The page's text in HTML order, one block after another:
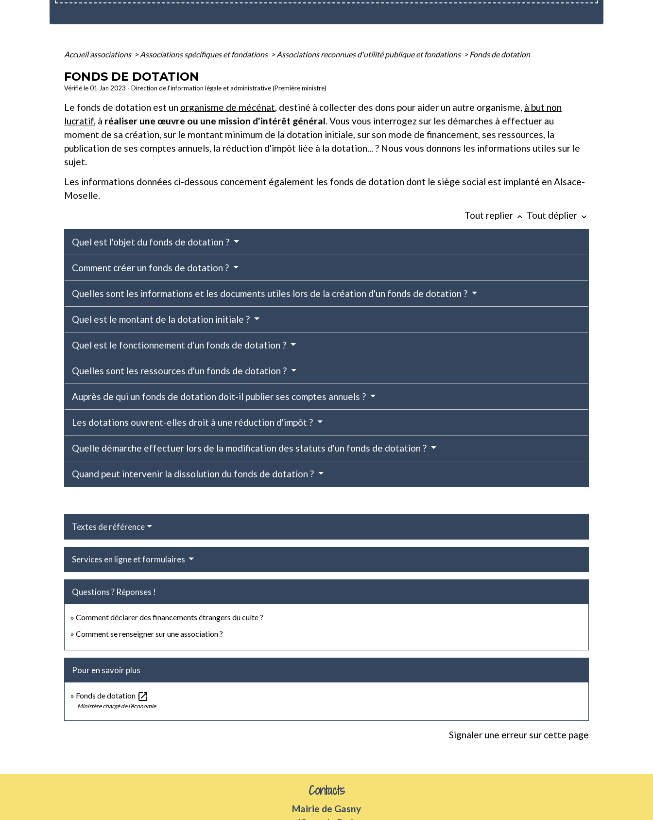
Accueil associations > Associations spécifiques et fondations > Associations reconnues d'utilité publique et fondations > Fonds de dotation
FONDS DE DOTATION
Vérifié le 01 Jan 2023 - Direction de l'information légale et administrative (Première ministre)
Le fonds de dotation est un organisme de mécénat , destiné à collecter des dons pour aider un autre organisme, à but non
lucratif , à réaliser une œuvre ou une mission d'intérêt général . Vous vous interrogez sur les démarches à effectuer au
moment de sa création, sur le montant minimum de la dotation initiale, sur son mode de financement, ses ressources, la
publication de ses comptes annuels, la réduction d'impôt liée à la dotation... ? Nous vous donnons les informations utiles sur le
sujet.
Les informations données ci-dessous concernent également les fonds de dotation dont le siège social est implanté en Alsace-
Moselle.
Tout replier keyboard_arrow_up Tout déplier keyboard_arrow_down
Quel est l'objet du fonds de dotation ?
Comment créer un fonds de dotation ?
Quelles sont les informations et les documents utiles lors de la création d'un fonds de dotation ?
Quel est le montant de la dotation initiale ?
Quel est le fonctionnement d'un fonds de dotation ?
Quelles sont les ressources d'un fonds de dotation ?
Auprès de qui un fonds de dotation doit-il publier ses comptes annuels ?
Les dotations ouvrent-elles droit à une réduction d'impôt ?
Quelle démarche effectuer lors de la modification des statuts d'un fonds de dotation ?
Quand peut intervenir la dissolution du fonds de dotation ?
Textes de référence
Services en ligne et formulaires
Questions ? Réponses !
Comment déclarer des financements étrangers du culte ?
Comment se renseigner sur une association ?
Pour en savoir plus
Fonds de dotation open_in_new
Ministère chargé de l'économie
Signaler une erreur sur cette page
Contacts
Mairie de Gasny